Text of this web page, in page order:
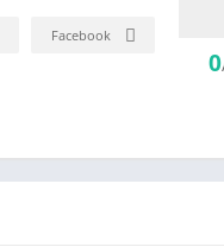
0
Facebook